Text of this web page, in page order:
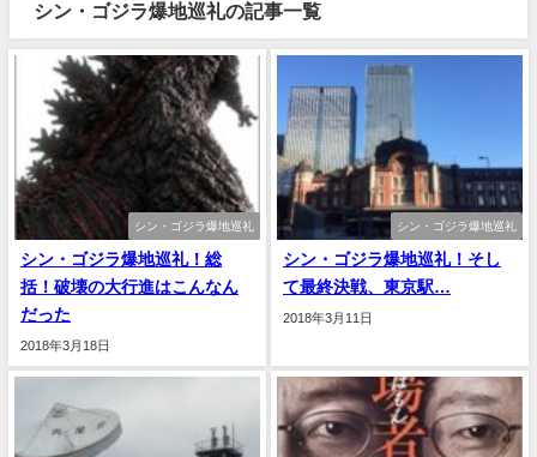
シン・ゴジラ爆地巡礼の記事一覧
シン・ゴジラ爆地巡礼
シン・ゴジラ爆地巡礼！総
括！破壊の大行進はこんなん
だった
2018年3月18日
シン・ゴジラ爆地巡礼
シン・ゴジラ爆地巡礼！そし
て最終決戦、東京駅…
2018年3月11日